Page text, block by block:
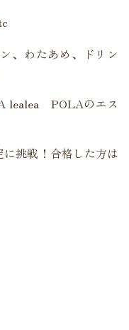
わたあめ、ドリン
POLAのエス
戦！合格した方は